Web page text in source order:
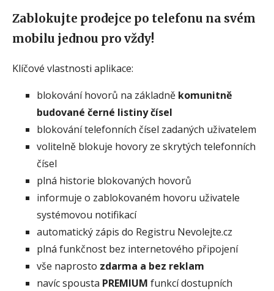
Zablokujte prodejce po telefonu na svém
mobilu jednou pro vždy!
Klíčové vlastnosti aplikace:
blokování hovorů na základně komunitně
budované černé listiny čísel
blokování telefonních čísel zadaných uživatelem
volitelně blokuje hovory ze skrytých telefonních
čísel
plná historie blokovaných hovorů
informuje o zablokovaném hovoru uživatele
systémovou notifikací
automatický zápis do Registru Nevolejte.cz
plná funkčnost bez internetového připojení
vše naprosto zdarma a bez reklam
navíc spousta PREMIUM funkcí dostupních